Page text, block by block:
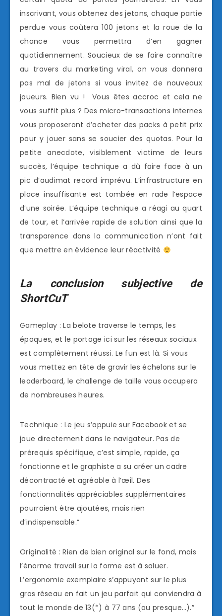
inscrivant, vous obtenez des jetons, chaque partie
perdue vous coûtera 100 jetons et la roue de la
chance vous permettra d’en gagner
quotidiennement. Soucieux de se faire connaître
au travers du marketing viral, on vous donnera
pas mal de jetons si vous invitez de nouveaux
joueurs. Bien vu ! Vous êtes accroc et cela ne
vous suffit plus ? Des micro-transactions internes
vous proposeront d’acheter des packs à petit prix
pour y jouer sans se soucier des quotas. Pour la
petite anecdote, visiblement victime de leurs
succès, l’équipe technique a dû faire face à un
pic d’audimat record imprévu. L’infrastructure en
place insuffisante est tombée en rade l’espace
d’une soirée. L’équipe technique a réagi au quart
de tour, et l’arrivée rapide de solution ainsi que la
transparence dans la communication n’ont fait
que mettre en évidence leur réactivité
La conclusion subjective de
ShortCuT
Gameplay : La belote traverse le temps, les
époques, et le portage ici sur les réseaux sociaux
est complètement réussi. Le fun est là. Si vous
vous mettez en tête de gravir les échelons sur le
leaderboard, le challenge de taille vous occupera
de nombreuses heures.
Technique : Le jeu s’appuie sur Facebook et se
joue directement dans le navigateur. Pas de
prérequis spécifique, c’est simple, rapide, ça
fonctionne et le graphiste a su créer un cadre
décontracté et agréable à l’œil. Des
fonctionnalités appréciables supplémentaires
pourraient être ajoutées, mais rien
d’indispensable.”
Originalité : Rien de bien original sur le fond, mais
l’énorme travail sur la forme est à saluer.
L’ergonomie exemplaire s’appuyant sur le plus
gros réseau en fait un jeu parfait qui conviendra à
tout le monde de 13(*) à 77 ans (ou presque…).”